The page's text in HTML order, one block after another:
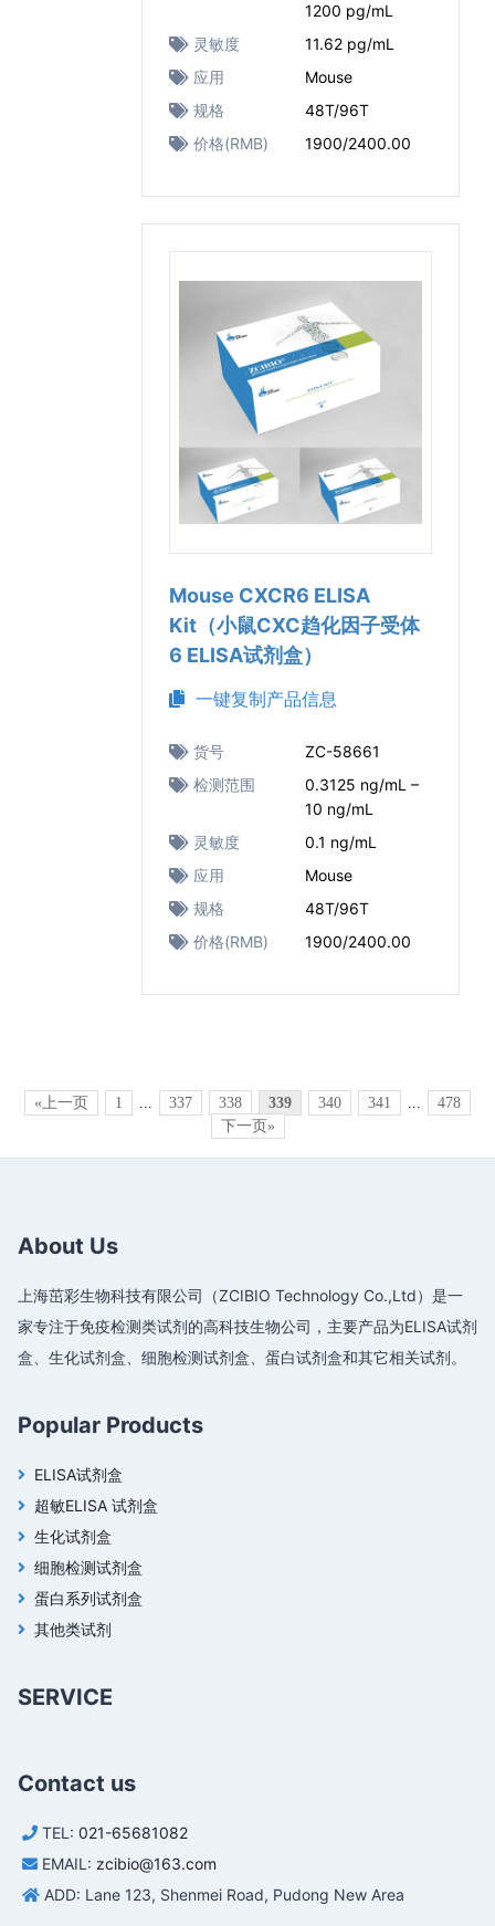
1200 pg/mL
灵敏度
11.62 pg/mL
应用
Mouse
规格
48T/96T
价格(RMB)
1900/2400.00
Mouse CXCR6 ELISA
Kit（小鼠CXC趋化因子受体
6 ELISA试剂盒）
一键复制产品信息
货号
ZC-58661
检测范围
0.3125 ng/mL –
10 ng/mL
灵敏度
0.1 ng/mL
应用
Mouse
规格
48T/96T
价格(RMB)
1900/2400.00
«上一页 1 ... 337 338 339 340 341 ...
478
下一页»
About Us
上海茁彩生物科技有限公司（ZCIBIO Technology Co.,Ltd）是一
家专注于免疫检测类试剂的高科技生物公司，主要产品为ELISA试剂
盒、生化试剂盒、细胞检测试剂盒、蛋白试剂盒和其它相关试剂。
Popular Products
ELISA试剂盒
超敏ELISA 试剂盒
生化试剂盒
细胞检测试剂盒
蛋白系列试剂盒
其他类试剂
SERVICE
Contact us
TEL: 021-65681082
EMAIL: zcibio@163.com
ADD: Lane 123, Shenmei Road, Pudong New Area